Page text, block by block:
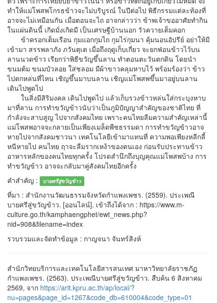
ทำให้แม่โพสพโกรธข้าวจะไม่บริบูรณ์ ในปีต่อไป พิธีกรรมแต่ละท้องที่
อาจจะไม่เหมือนกัน เมื่อตอนจะไถ อาจกล่าวว่า ข้าพเจ้าขออาศัยทำกิน
ในแผ่นดินนี้ เกิดมั่งเกิดมี เป็นเศรษฐีบ้านนอก วัวควายเต็มคอก
ข้าครอกเต็มเรือน กุมแอกกุมไถ กุมไร่กุมนา คุ้มนอนอัปรีย์ อย่าให้มี
เข้ามา สรรพลาภัง ภวันตุเต เมื่อถึงฤดูเก็บเกี่ยว จะยกฟ่อนข้าวไว้บน
ลานนวดข้าว เรียกว่าพิธีขวัญขึ้นลาน ทำตอนตะวันตกดิน โดยนำ
ขนมต้ม ขนมบัวลอย ใส่ชลอม มีผ้าขาวคลุมหาบไว้ พร้อมร้องว่า ข้าว
ไปตกหล่นที่ไหน เชิญขึ้นมาบนลาน เชิญแม่โพสพขึ้นมาอยู่บนลาน
เดินไปพูดไป
ในสิ่งมีสิริมงคล เดินไปพูดไป แล้วเก็บรวงข้าวหล่นใส่กระบุงหาบ
มาที่ลาน การทำขวัญข้าวนับว่าเป็นภูมิปัญญาสำคัญของชาติไทย ที่
กำลังจะสาบสูญ ไปจากสังคมไทย เพราะคนไทยลืมความสำคัญเหล่านี้
แม่โพสพอาจจะกลายเป็นเพียงเมล็ดพืชธรรมดา การทำขวัญข้าวอาจ
หายไปจากสังคมชาวนา เทคโนโลยีเข้ามาแทนที่ ความพอเพียงหลีกลี้
หนีหายไป คนไทย ฤาจะลืมรากเหง้าของตนเอง ก่อนรับประทานข้าว
อาหารหลักของคนไทยทุกครั้ง โปรดสำนึกถึงบุญคุณแม่โพสพบ้าง การ
ทำขวัญข้าว อาจจะกลับมาคู่สังคมไทยอีกครั้ง
คำสำคัญ :
บายศรีสู่ขวัญข้าว
ที่มา : สำนักงานวัฒนธรรมจังหวัดกำแพงเพชร. (2559). ประเพณี
บายศรีสู่ขวัญข้าว. [ออนไลน์]. เข้าถึงได้จาก : https://www.m-
culture.go.th/kamphaengphet/ewt_news.php?
nid=908&filename=index
รวบรวมและจัดทำข้อมูล : กาญจนา จันทร์สิงห์
สำนักวิทยบริการและเทคโนโลยีสารสนเทศ มาหาวิทยาลัยราชภัฏ
กำแพงเพชร. (2563). ประเพณีบายศรีสู่ขวัญข้าว. สืบค้น 6 สิงหาคม
2569, จาก https://arit.kpru.ac.th/ap/local/?
nu=pages&page_id=1267&code_db=610004&code_type=01